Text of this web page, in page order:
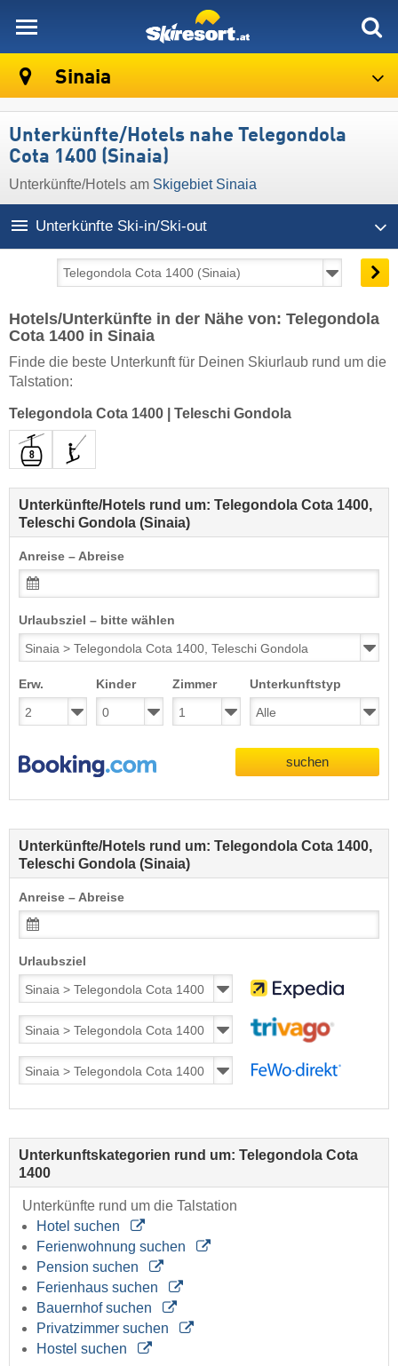
Sinaia
Unterkünfte/Hotels nahe Telegondola
Cota 1400 (Sinaia)
Unterkünfte/Hotels am Skigebiet Sinaia
Unterkünfte Ski-in/Ski-out
Hotels/Unterkünfte in der Nähe von: Telegondola
Cota 1400 in Sinaia
Finde die beste Unterkunft für Deinen Skiurlaub rund um die
Talstation:
Telegondola Cota 1400 Teleschi Gondola
Unterkünfte/Hotels rund um: Telegondola Cota 1400,
Teleschi Gondola (Sinaia)
Anreise – Abreise
Urlaubsziel – bitte wählen
Erw. Kinder Zimmer Unterkunftstyp
suchen
Unterkünfte/Hotels rund um: Telegondola Cota 1400,
Teleschi Gondola (Sinaia)
Anreise – Abreise
Urlaubsziel
Unterkunftskategorien rund um: Telegondola Cota
1400
Unterkünfte rund um die Talstation
Hotel suchen
Ferienwohnung suchen
Pension suchen
Ferienhaus suchen
Bauernhof suchen
Privatzimmer suchen
Hostel suchen